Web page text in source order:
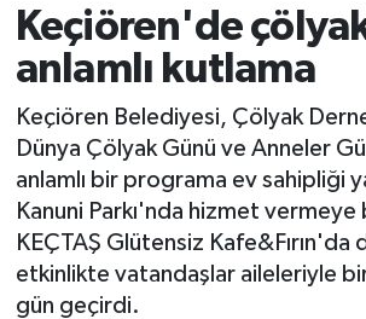
Keçiören'de
anlamlı kutlama
Keçiören Belediyesi, Çölyak
Dünya Çölyak Günü ve Anneler
anlamlı bir programa ev sahipliği
Kanuni Parkı'nda hizmet vermeye
KEÇTAŞ Glütensiz Kafe&Fırın'da
etkinlikte vatandaşlar aileleriyle
gün geçirdi.
Son Dakika Haberleri
Haber Arşivi